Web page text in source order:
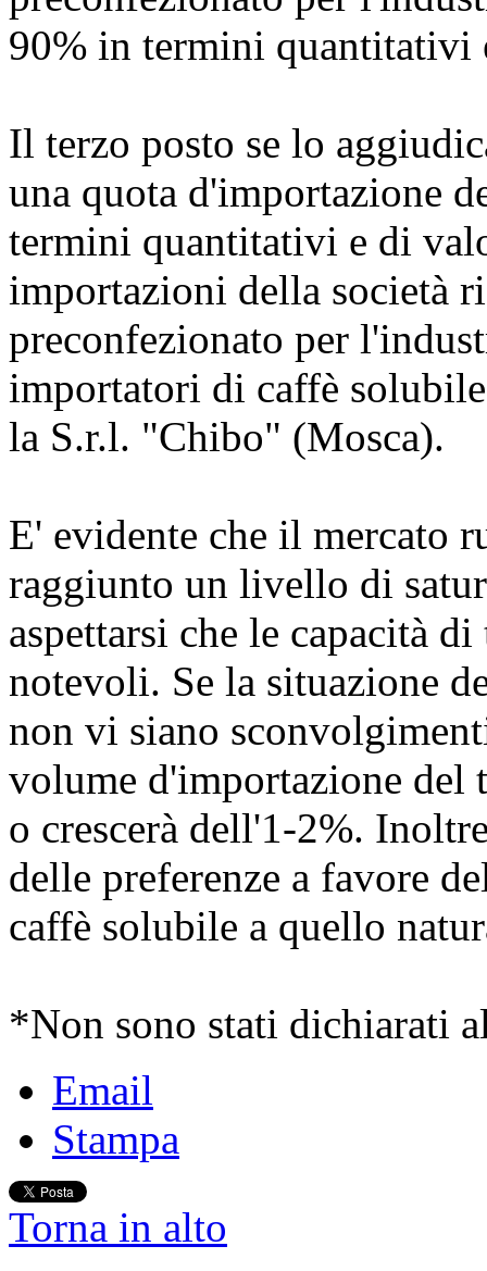
90% in termini quantitativi
Il terzo posto se lo
una quota d'importazione
termini quantitativi e di
importazioni della società
preconfezionato per
importatori di caffè
la S.r.l. "Chibo" (Mosca).
E' evidente che il mercato
raggiunto un livello di
aspettarsi che le capacità
notevoli. Se la situazione
non vi siano
volume d'importazione del
o crescerà dell'1-2%.
delle preferenze a favore
caffè solubile a quello
*Non sono stati dichiarati
Email
Stampa
Torna in alto